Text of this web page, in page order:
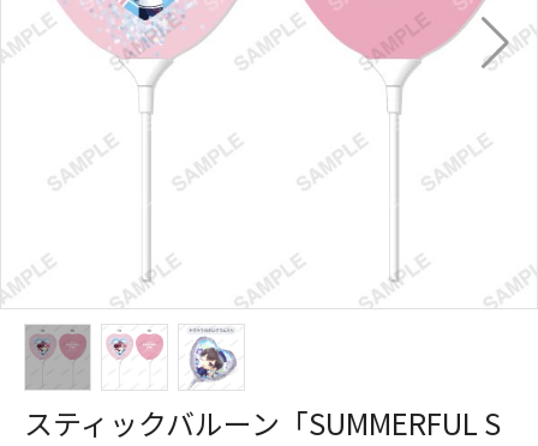
スティックバルーン「SUMMERFUL S